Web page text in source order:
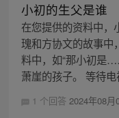
小初的生父是谁
在您提供的资料中，
瑰和方协文的故事中
料中，如“那小初是
萧崖的孩子。 等待
1 个回答 2024年08月